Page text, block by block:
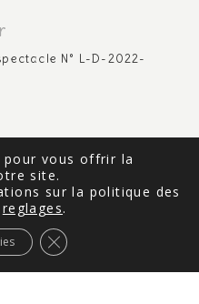
N° L-D-2022-
beauté 17640
pour vous offrir la
site.
sur la politique des
reglages.
Fermer la bannière des